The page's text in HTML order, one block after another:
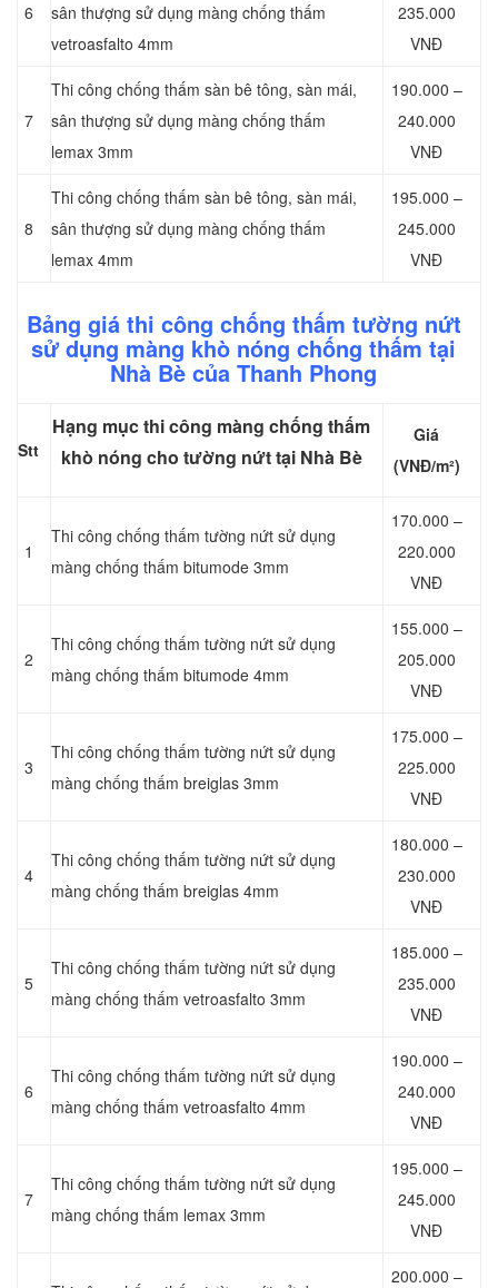
6
sân thượng sử dụng màng chống thấm
vetroasfalto 4mm
235.000
VNĐ
7
Thi công chống thấm sàn bê tông, sàn mái,
sân thượng sử dụng màng chống thấm
lemax 3mm
190.000 –
240.000
VNĐ
8
Thi công chống thấm sàn bê tông, sàn mái,
sân thượng sử dụng màng chống thấm
lemax 4mm
195.000 –
245.000
VNĐ
Bảng giá thi công chống thấm tường nứt
sử dụng màng khò nóng chống thấm tại
Nhà Bè của Thanh Phong
Stt
Hạng mục thi công màng chống thấm
khò nóng cho tường nứt tại Nhà Bè
Giá
(VNĐ/m²)
1
Thi công chống thấm tường nứt sử dụng
màng chống thấm bitumode 3mm
170.000 –
220.000
VNĐ
2
Thi công chống thấm tường nứt sử dụng
màng chống thấm bitumode 4mm
155.000 –
205.000
VNĐ
3
Thi công chống thấm tường nứt sử dụng
màng chống thấm breiglas 3mm
175.000 –
225.000
VNĐ
4
Thi công chống thấm tường nứt sử dụng
màng chống thấm breiglas 4mm
180.000 –
230.000
VNĐ
5
Thi công chống thấm tường nứt sử dụng
màng chống thấm vetroasfalto 3mm
185.000 –
235.000
VNĐ
6
Thi công chống thấm tường nứt sử dụng
màng chống thấm vetroasfalto 4mm
190.000 –
240.000
VNĐ
7
Thi công chống thấm tường nứt sử dụng
màng chống thấm lemax 3mm
195.000 –
245.000
VNĐ
200.000 –